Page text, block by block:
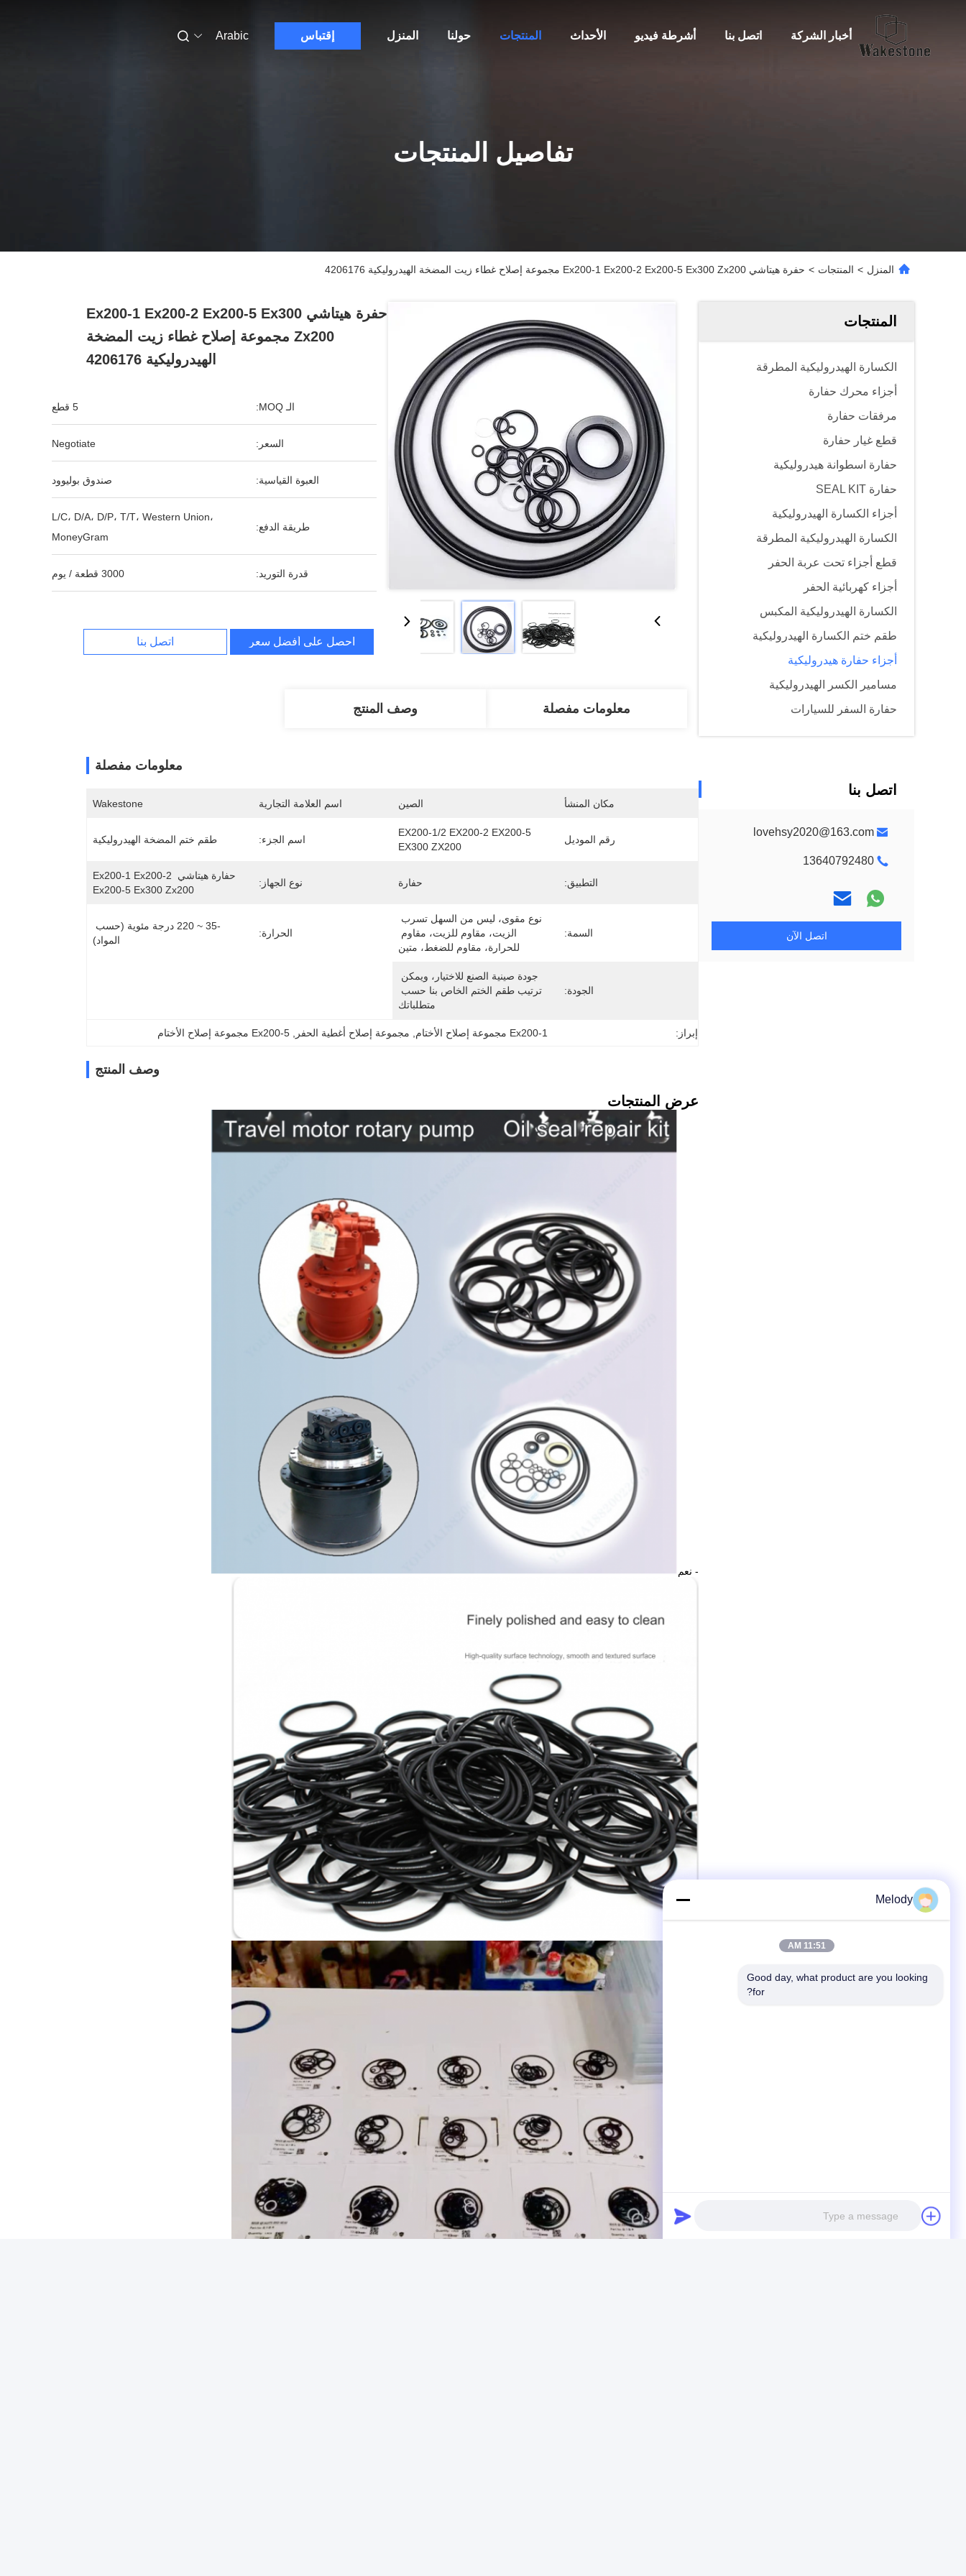
المنزل حولنا المنتجات الأحداث أشرطة فيديو اتصل بنا أخبار الشركة إقتباس Arabic
تفاصيل المنتجات
المنزل > المنتجات > حفرة هيتاشي Ex200-1 Ex200-2 Ex200-5 Ex300 Zx200 مجموعة إصلاح غطاء زيت المضخة الهيدروليكية 4206176
المنتجات
الكسارة الهيدروليكية المطرقة
أجزاء محرك حفارة
مرفقات حفارة
قطع غيار حفارة
حفارة اسطوانة هيدروليكية
حفارة SEAL KIT
أجزاء الكسارة الهيدروليكية
الكسارة الهيدروليكية المطرقة
قطع أجزاء تحت عربة الحفر
أجزاء كهربائية الحفر
الكسارة الهيدروليكية المكبس
طقم ختم الكسارة الهيدروليكية
أجزاء حفارة هيدروليكية
مسامير الكسر الهيدروليكية
حفارة السفر للسيارات
اتصل بنا
lovehsy2020@163.com
13640792480
اتصل الآن
حفرة هيتاشي Ex200-1 Ex200-2 Ex200-5 Ex300
Zx200 مجموعة إصلاح غطاء زيت المضخة
الهيدروليكية 4206176
الـ MOQ: 5 قطع
السعر: Negotiate
العبوة القياسية: صندوق بوليوود
طريقة الدفع:
L/C، D/A، D/P، T/T، Western Union،
MoneyGram
قدرة التوريد: 3000 قطعة / يوم
احصل على أفضل سعر اتصل بنا
معلومات مفصلة وصف المنتج
معلومات مفصلة
مكان المنشأ الصين اسم العلامة التجارية Wakestone
رقم الموديل
EX200-1/2 EX200-2 EX200-5
EX300 ZX200
اسم الجزء: طقم ختم المضخة الهيدروليكية
التطبيق: حفارة نوع الجهاز:
حفارة هيتاشي Ex200-1 Ex200-2
Ex200-5 Ex300 Zx200
السمة:
للحرارة، مقاوم للضغط، متين
الحرارة:
المواد)
الجودة:
متطلباتك
إبراز: Ex200-1 مجموعة إصلاح الأختام مجموعة إصلاح أغطية الحفر , Ex200-5 مجموعة إصلاح الأختام
وصف المنتج
عرض المنتجات
- نعم
Melody
11:51 AM
Good day, what product are you looking
for?